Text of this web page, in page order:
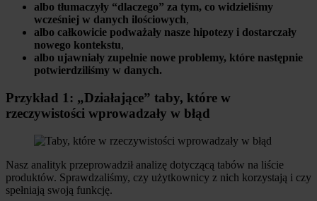
albo tłumaczyły “dlaczego” za tym, co widzieliśmy
wcześniej w danych ilościowych,
albo całkowicie podważały nasze hipotezy i dostarczały
nowego kontekstu,
albo ujawniały zupełnie nowe problemy, które następnie
potwierdziliśmy w danych.
Przykład 1: „Działające” taby, które w
rzeczywistości wprowadzały w błąd
Nasz analityk przeprowadził analizę dotyczącą tabów na liście
produktów. Sprawdzaliśmy, czy użytkownicy z nich korzystają i czy
spełniają swoją funkcję.